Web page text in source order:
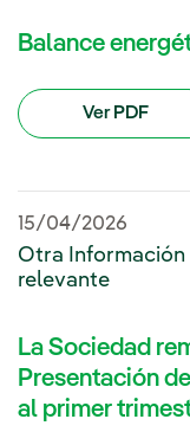
Balance
Ver PDF
15/04/2026
Otra
relevante
La Sociedad
Presentación
al primer